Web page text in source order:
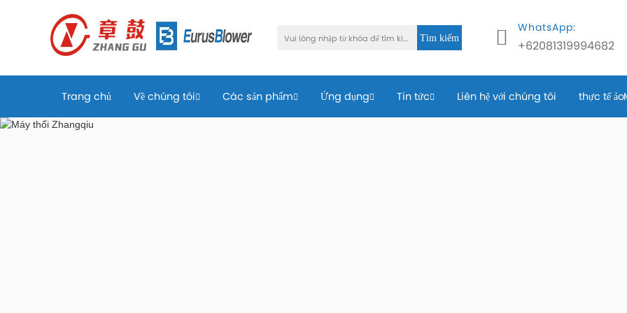
Tìm kiếm
WhatsApp:
+62081319994682
Trang chủ Về chúng tôi Các sản phẩm Ứng dụng Tin tức Liên hệ với chúng tôi thực tế ảo